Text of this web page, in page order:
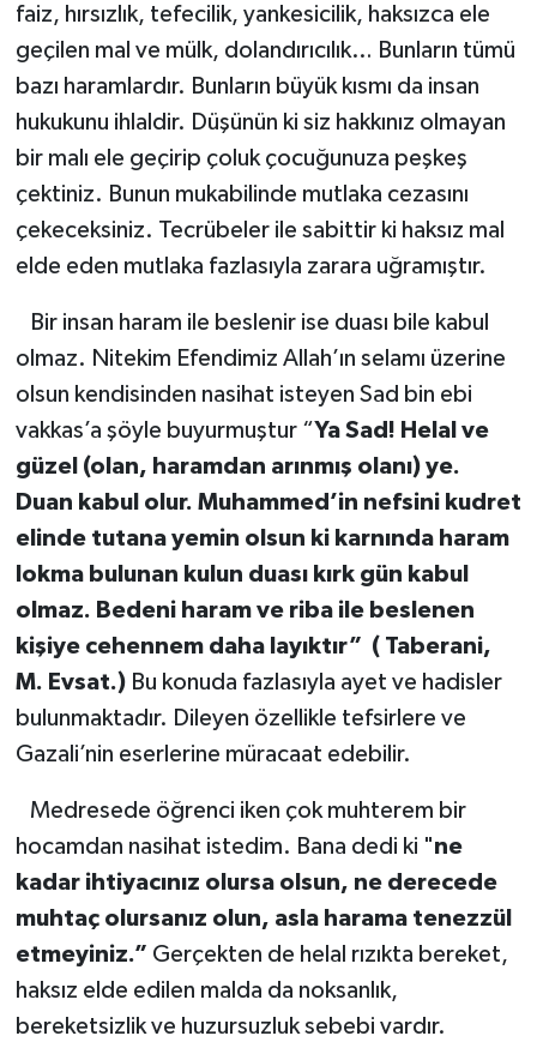
faiz, hırsızlık, tefecilik, yankesicilik, haksızca ele
geçilen mal ve mülk, dolandırıcılık… Bunların tümü
bazı haramlardır. Bunların büyük kısmı da insan
hukukunu ihlaldir. Düşünün ki siz hakkınız olmayan
bir malı ele geçirip çoluk çocuğunuza peşkeş
çektiniz. Bunun mukabilinde mutlaka cezasını
çekeceksiniz. Tecrübeler ile sabittir ki haksız mal
elde eden mutlaka fazlasıyla zarara uğramıştır.
Bir insan haram ile beslenir ise duası bile kabul
olmaz. Nitekim Efendimiz Allah’ın selamı üzerine
olsun kendisinden nasihat isteyen Sad bin ebi
vakkas’a şöyle buyurmuştur “Ya Sad! Helal ve
güzel (olan, haramdan arınmış olanı) ye.
Duan kabul olur. Muhammed’in nefsini kudret
elinde tutana yemin olsun ki karnında haram
lokma bulunan kulun duası kırk gün kabul
olmaz. Bedeni haram ve riba ile beslenen
kişiye cehennem daha layıktır” ( Taberani,
M. Evsat.) Bu konuda fazlasıyla ayet ve hadisler
bulunmaktadır. Dileyen özellikle tefsirlere ve
Gazali’nin eserlerine müracaat edebilir.
Medresede öğrenci iken çok muhterem bir
hocamdan nasihat istedim. Bana dedi ki "ne
kadar ihtiyacınız olursa olsun, ne derecede
muhtaç olursanız olun, asla harama tenezzül
etmeyiniz.” Gerçekten de helal rızıkta bereket,
haksız elde edilen malda da noksanlık,
bereketsizlik ve huzursuzluk sebebi vardır.